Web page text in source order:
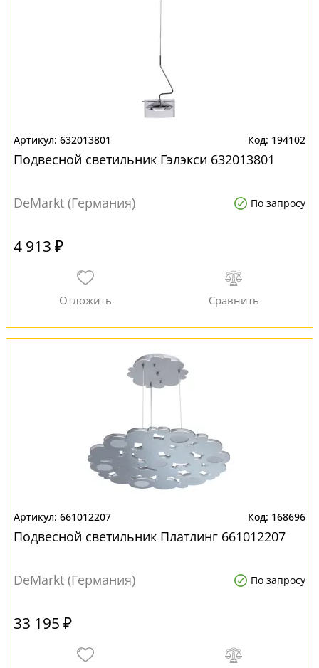
632013801 194102
Подвесной светильник Гэлэкси 632013801
DeMarkt (Германия) По запросу
4 913 ₽
661012207 168696
Подвесной светильник Платлинг 661012207
DeMarkt (Германия) По запросу
33 195 ₽